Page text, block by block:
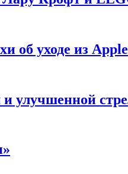
об уходе из Apple
улучшенной